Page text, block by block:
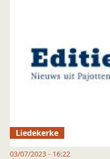
Liedekerke
03/07/2023 - 16:22